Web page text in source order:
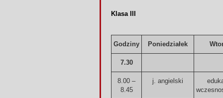
Klasa III
Godziny Poniedziałek
7.30
8.00 –
8.45
j. angielski